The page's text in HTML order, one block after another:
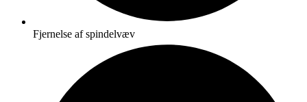
Fjernelse af spindelvæv